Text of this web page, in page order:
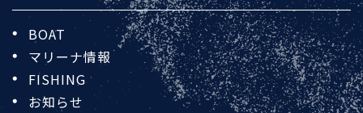
BOAT
マリーナ情報
FISHING
お知らせ